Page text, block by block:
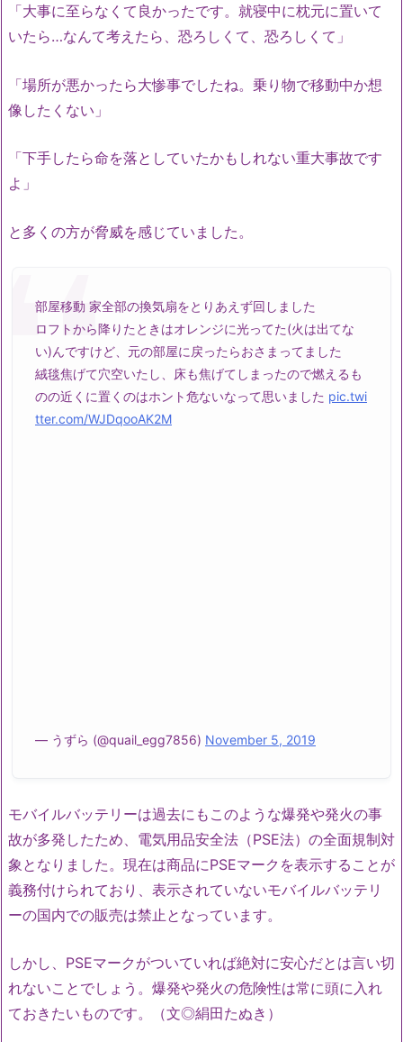
「大事に至らなくて良かったです。就寝中に枕元に置いて
いたら…なんて考えたら、恐ろしくて、恐ろしくて」
「場所が悪かったら大惨事でしたね。乗り物で移動中か想
像したくない」
「下手したら命を落としていたかもしれない重大事故です
よ」
と多くの方が脅威を感じていました。
部屋移動 家全部の換気扇をとりあえず回しました
ロフトから降りたときはオレンジに光ってた(火は出てな
い)んですけど、元の部屋に戻ったらおさまってました
絨毯焦げて穴空いたし、床も焦げてしまったので燃えるも
のの近くに置くのはホント危ないなって思いました pic.twi
tter.com/WJDqooAK2M
— うずら (@quail_egg7856) November 5, 2019
モバイルバッテリーは過去にもこのような爆発や発火の事
故が多発したため、電気用品安全法（PSE法）の全面規制対
象となりました。現在は商品にPSEマークを表示することが
義務付けられており、表示されていないモバイルバッテリ
ーの国内での販売は禁止となっています。
しかし、PSEマークがついていれば絶対に安心だとは言い切
れないことでしょう。爆発や発火の危険性は常に頭に入れ
ておきたいものです。（文◎絹田たぬき）